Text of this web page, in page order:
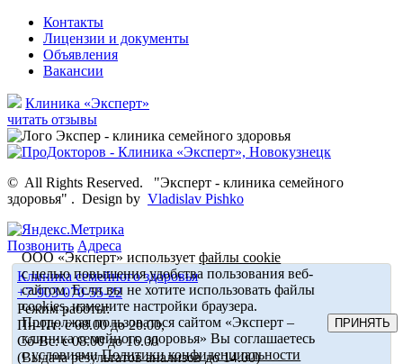
Контакты
Лицензии и документы
Объявления
Вакансии
Клиника «Эксперт»
читать отзывы
© All Rights Reserved.
"Эксперт - клиника семейного
здоровья" . Design by Vladislav Pishko
Позвонить Адреса
Клиника семейного здоровья
+7-903-070-55-22
Режим работы:
Пн-Пт: с 08.00 до 20.00,
Сб-Вс: с 08.00 до 16.00
(Выдача результатов анализов до 14.00)
ООО «Эксперт» используетфайлы cookie
с целью повышения удобства пользования веб-
сайтом. Если вы не хотите использовать файлы
cookies, измените настройки браузера.
Продолжая пользоваться сайтом «Эксперт –
клиника семейного здоровья» Вы соглашаетесь
с условиямиПолитики конфиденциальности
ПРИНЯТЬ